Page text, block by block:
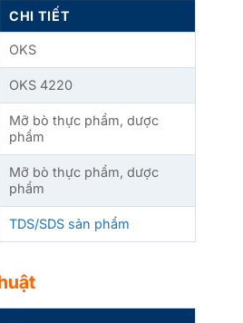
CHI TIẾT
OKS
OKS 4220
Mỡ bò thực phẩm, dược
phẩm
Mỡ bò thực phẩm, dược
phẩm
TDS/SDS sản phẩm